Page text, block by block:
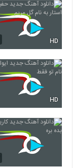
5723
5724
HD
HD